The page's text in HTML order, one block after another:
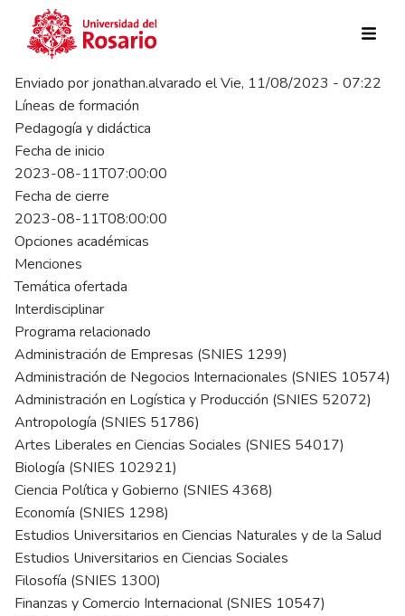
Pasar al contenido principal
Enviado por jonathan.alvarado elVie, 11/08/2023 - 07:22
Líneas de formación
Pedagogía y didáctica
Fecha de inicio
2023-08-11T07:00:00
Fecha de cierre
2023-08-11T08:00:00
Opciones académicas
Menciones
Temática ofertada
Interdisciplinar
Programa relacionado
Administración de Empresas (SNIES 1299)
Administración de Negocios Internacionales (SNIES 10574)
Administración en Logística y Producción (SNIES 52072)
Antropología (SNIES 51786)
Artes Liberales en Ciencias Sociales (SNIES 54017)
Biología (SNIES 102921)
Ciencia Política y Gobierno (SNIES 4368)
Economía (SNIES 1298)
Estudios Universitarios en Ciencias Naturales y de la Salud
Estudios Universitarios en Ciencias Sociales
Filosofía (SNIES 1300)
Finanzas y Comercio Internacional (SNIES 10547)